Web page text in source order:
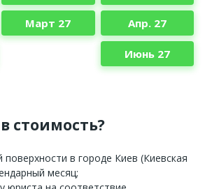
Март 27 Апр. 27
Июнь 27
стоимость?
в городе Киев (Киевская
месяц;